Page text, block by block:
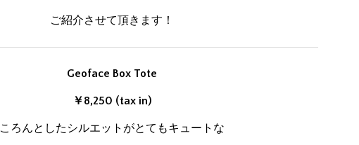
ご紹介させて頂きます！
Geoface Box Tote
￥8,250 (tax in)
ころんとしたシルエットがとてもキュートな